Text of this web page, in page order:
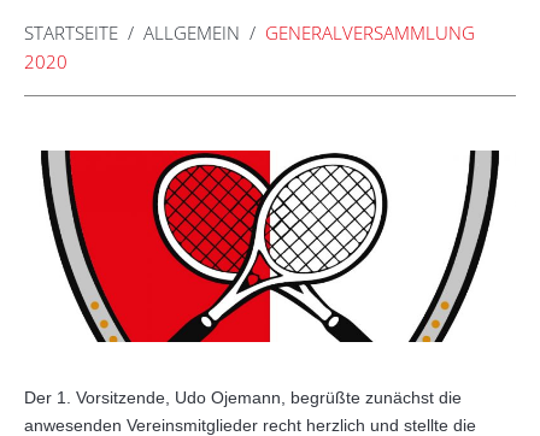
STARTSEITE ALLGEMEIN
GENERALVERSAMMLUNG
2020
Der 1. Vorsitzende, Udo Ojemann, begrüßte zunächst die
anwesenden Vereinsmitglieder recht herzlich und stellte die